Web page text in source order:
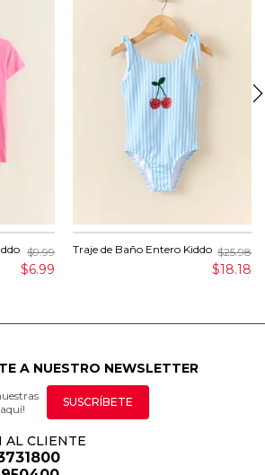
$9.99
$6.99
Traje de Baño Entero Kiddo $25.98
$18.18
A NUESTRO NEWSLETTER
SUSCRÍBETE
AL CLIENTE